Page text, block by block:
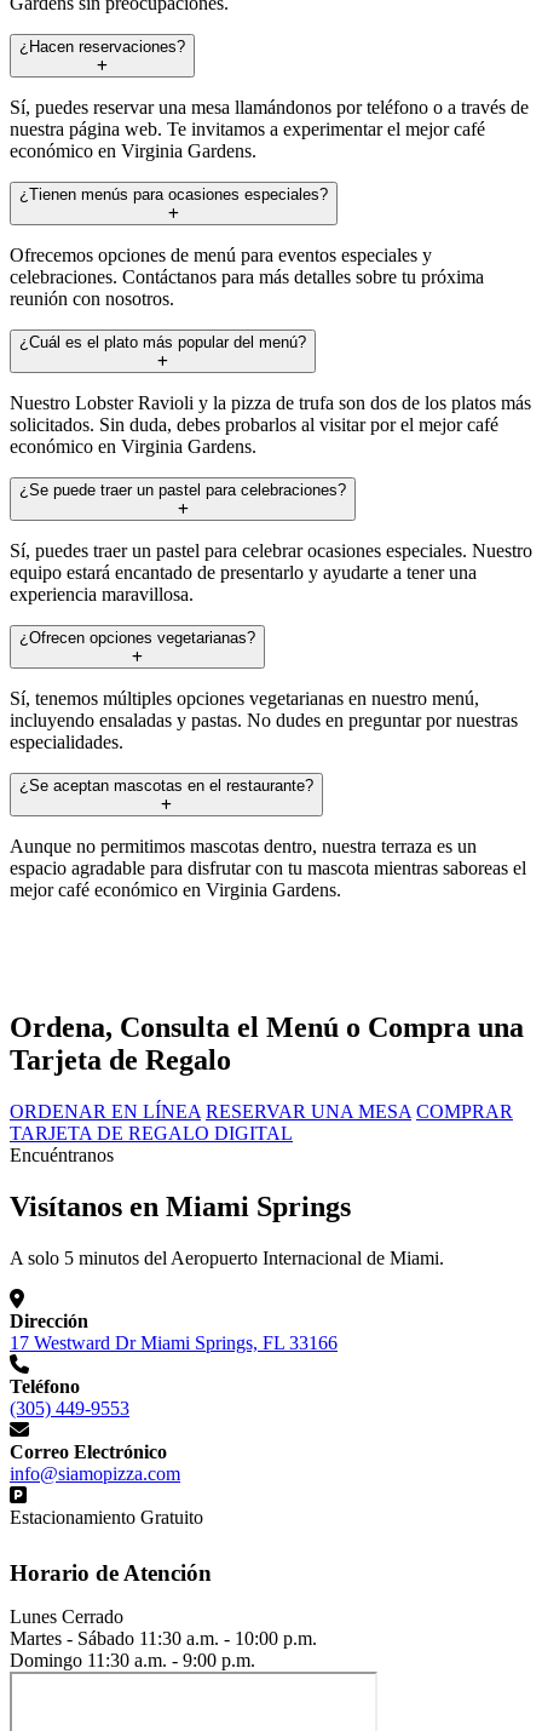
¿Hacen reservaciones?
Sí, puedes reservar una mesa llamándonos por teléfono o a través de
nuestra página web. Te invitamos a experimentar el mejor café
económico en Virginia Gardens.
¿Tienen menús para ocasiones especiales?
Ofrecemos opciones de menú para eventos especiales y
celebraciones. Contáctanos para más detalles sobre tu próxima
reunión con nosotros.
¿Cuál es el plato más popular del menú?
Nuestro Lobster Ravioli y la pizza de trufa son dos de los platos más
solicitados. Sin duda, debes probarlos al visitar por el mejor café
económico en Virginia Gardens.
¿Se puede traer un pastel para celebraciones?
Sí, puedes traer un pastel para celebrar ocasiones especiales. Nuestro
equipo estará encantado de presentarlo y ayudarte a tener una
experiencia maravillosa.
¿Ofrecen opciones vegetarianas?
Sí, tenemos múltiples opciones vegetarianas en nuestro menú,
incluyendo ensaladas y pastas. No dudes en preguntar por nuestras
especialidades.
¿Se aceptan mascotas en el restaurante?
Aunque no permitimos mascotas dentro, nuestra terraza es un
espacio agradable para disfrutar con tu mascota mientras saboreas el
mejor café económico en Virginia Gardens.
Ordena, Consulta el Menú o Compra una
Tarjeta de Regalo
ORDENAR EN LÍNEA RESERVAR UNA MESA COMPRAR
TARJETA DE REGALO DIGITAL
Encuéntranos
Visítanos en Miami Springs
A solo 5 minutos del Aeropuerto Internacional de Miami.
Dirección
17 Westward Dr Miami Springs, FL 33166
Teléfono
(305) 449-9553
Correo Electrónico
info@siamopizza.com
Estacionamiento Gratuito
Horario de Atención
Lunes Cerrado
Martes - Sábado 11:30 a.m. - 10:00 p.m.
Domingo 11:30 a.m. - 9:00 p.m.